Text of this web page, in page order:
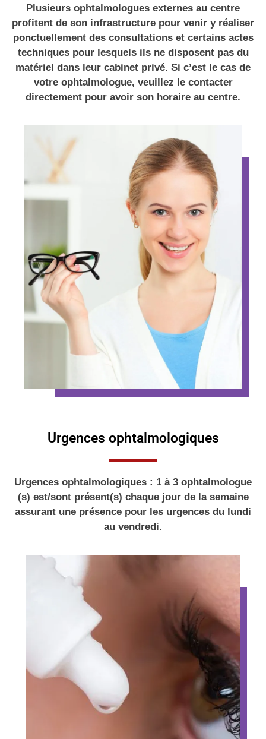
Plusieurs ophtalmologues externes au centre
profitent de son infrastructure pour venir y réaliser
ponctuellement des consultations et certains actes
techniques pour lesquels ils ne disposent pas du
matériel dans leur cabinet privé. Si c’est le cas de
votre ophtalmologue, veuillez le contacter
directement pour avoir son horaire au centre.
Urgences ophtalmologiques
Urgences ophtalmologiques : 1 à 3 ophtalmologue
(s) est/sont présent(s) chaque jour de la semaine
assurant une présence pour les urgences du lundi
au vendredi.